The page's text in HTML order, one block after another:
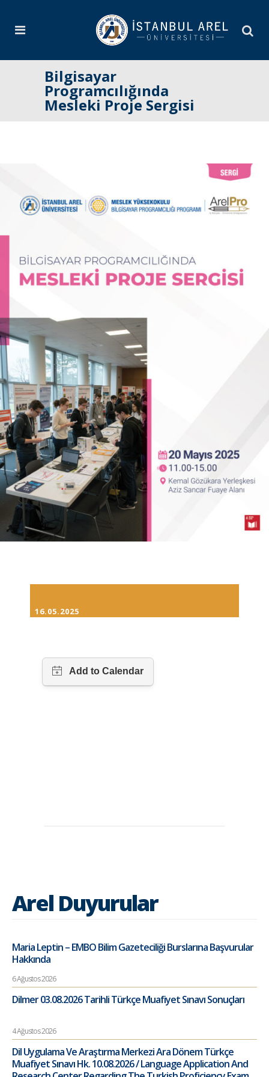
Bilgisayar
Programcılığında
Mesleki Proje Sergisi
16.05.2025
Arel Duyurular
Maria Leptin – EMBO Bilim Gazeteciliği Burslarına Başvurular
Hakkında
6 Ağustos 2026
Dilmer 03.08.2026 Tarihli Türkçe Muafiyet Sınavı Sonuçları
4 Ağustos 2026
Dil Uygulama Ve Araştırma Merkezi Ara Dönem Türkçe
Muafiyet Sınavı Hk. 10.08.2026 / Language Application And